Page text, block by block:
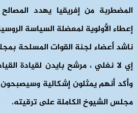
المضطربة من إفريقيا يهدد المصالح
إعطاء الأولوية لمعضلة السياسة
ناشد أعضاء لجنة القوات المسلحة
إي لا نغلي ، مرشح بايدن لقيادة
وأكد أنهم يمثلون إشكالية وسيصبحون
مجلس الشيوخ الكاملة على ترقيته.